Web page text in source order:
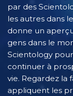
par des
les autres dans
donne un
gens dans le
Scientology
continuer à
vie. Regardez la
appliquent les